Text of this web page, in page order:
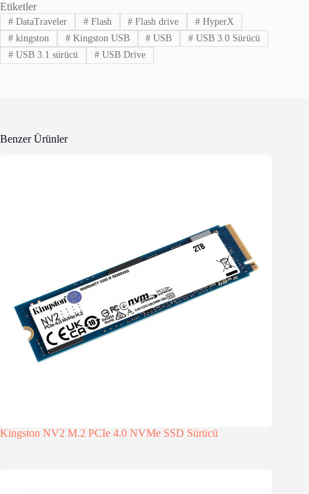
Etiketler
#DataTraveler #Flash # Flash drive # HyperX
#kingston #Kingston USB # USB # USB 3.0 Sürücü
#USB 3.1 sürücü #USB Drive
Benzer Ürünler
Kingston NV2 M.2 PCIe 4.0 NVMe SSD Sürücü